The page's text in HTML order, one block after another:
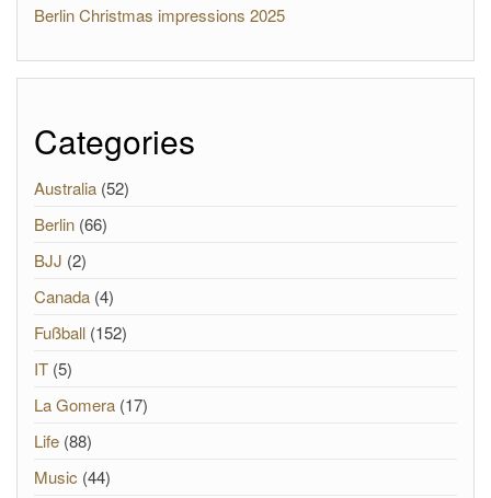
Berlin Christmas impressions 2025
Categories
Australia (52)
Berlin (66)
BJJ (2)
Canada (4)
Fußball (152)
IT (5)
La Gomera (17)
Life (88)
Music (44)